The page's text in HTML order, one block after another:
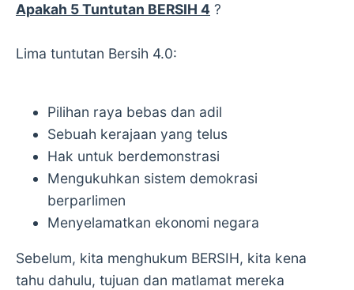
Apakah 5 Tuntutan BERSIH 4 ?
Lima tuntutan Bersih 4.0:
Pilihan raya bebas dan adil
Sebuah kerajaan yang telus
Hak untuk berdemonstrasi
Mengukuhkan sistem demokrasi
berparlimen
Menyelamatkan ekonomi negara
Sebelum, kita menghukum BERSIH, kita kena
tahu dahulu, tujuan dan matlamat mereka